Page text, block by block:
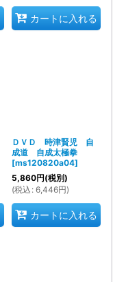
カートに入れる
ＤＶＤ 時津賢児 自
成道 自成太極拳
[ms120820a04]
5,860円(税別)
(税込 : 6,446円)
カートに入れる